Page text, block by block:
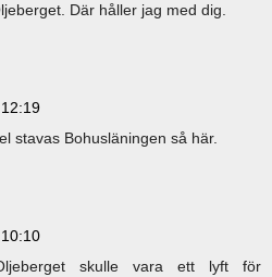
Där håller jag med dig.
stavas Bohusläningen så här.
skulle vara ett lyft för